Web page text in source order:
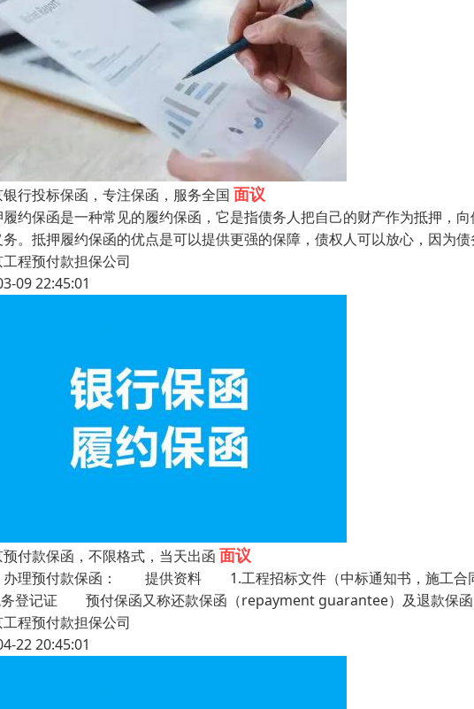
行投标保函，专注保函，服务全国 面议
约保函是一种常见的履约保函，它是指债务人把自己的财产作为抵押，
。抵押履约保函的优点是可以提供更强的保障，债权人可以放心，因为
程预付款担保公司
09 22:45:01
付款保函，不限格式，当天出函 面议
预付款保函： 提供资料 1.工程招标文件（中标通知书，施
登记证 预付保函又称还款保函（repayment guarantee）及退款保函
程预付款担保公司
22 20:45:01